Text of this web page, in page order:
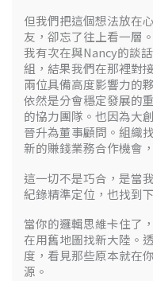
但我們把這個想法放在
友，卻忘了往上看一層。
我有次在與Nancy的談
組，結果我們在那裡對
兩位具備高度影響力的
依然是分會穩定發展的
的協力團隊。也因為大
晉升為董事顧問。組織
新的賺錢業務合作機會
這一切不是巧合，是當
紀錄精準定位，也找到
當你的邏輯思維卡住了
在用舊地圖找新大陸。
度，看見那些原本就在
源。